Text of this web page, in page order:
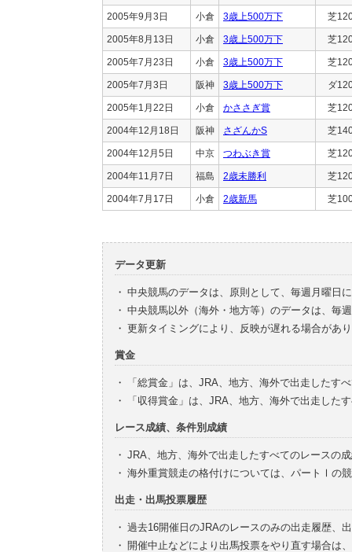
2005年9月3日 小倉 3歳上500万下 芝
2005年8月13日 小倉 3歳上500万下 芝
2005年7月23日 小倉 3歳上500万下 芝
2005年7月3日 阪神 3歳上500万下 ダ
2005年1月22日 小倉 かささぎ賞 芝
2004年12月18日 阪神 さざんかS 芝
2004年12月5日 中京 つわぶき賞 芝
2004年11月7日 福島 2歳未勝利 芝
2004年7月17日 小倉 2歳新馬 芝
データ更新
・ 中央競馬のデータは、原則として、毎週月曜日
・ 中央競馬以外（海外・地方等）のデータは、毎
・ 更新タイミングにより、反映が遅れる場合があ
賞金
・
「総賞金」は、JRA、地方、海外で出走したす
・
「収得賞金」は、JRA、地方、海外で出走した
レース成績、条件別成績
・ JRA、地方、海外で出走したすべてのレースの
・ 海外重賞競走の格付けについては、パートⅠの
出走・出馬投票履歴
・ 過去16開催日のJRAのレースのみの出走履歴、
・ 開催中止などにより出馬投票をやり直す場合は